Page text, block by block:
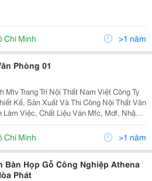
Chí Minh >1 năm
Phòng 01
Mtv Trang Trí Nội Thất Nam Việt Công Ty
Kế, Sản Xuất Và Thi Công Nội Thất Văn
18, 25 Mm, Bề Mặt Phủ Melamine Chống
Văn Phòng: Chất Liệu Mfc, M
Chí Minh >1 năm
Bàn Họp Gỗ Công Nghiệp Athena
Phát